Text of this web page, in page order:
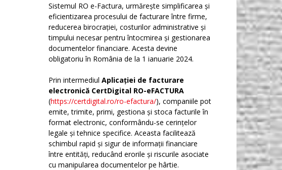
Sistemul RO e-Factura, urmărește simplificarea și
eficientizarea procesului de facturare între firme,
reducerea birocrației, costurilor administrative și
timpului necesar pentru întocmirea și gestionarea
documentelor financiare. Acesta devine
obligatoriu în România de la 1 ianuarie 2024.
Prin intermediul Aplicației de facturare
electronică CertDigital RO-eFACTURA
(https://certdigital.ro/ro-efactura/), companiile pot
emite, trimite, primi, gestiona și stoca facturile în
format electronic, conformându-se cerințelor
legale și tehnice specifice. Aceasta facilitează
schimbul rapid și sigur de informații financiare
între entități, reducând erorile și riscurile asociate
cu manipularea documentelor pe hârtie.